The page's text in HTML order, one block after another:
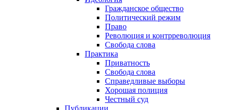
Гражданское общество
Политический режим
Право
Революция и контрреволюция
Свобода слова
Практика
Приватность
Свобода слова
Справедливые выборы
Хорошая полиция
Честный суд
Публикации